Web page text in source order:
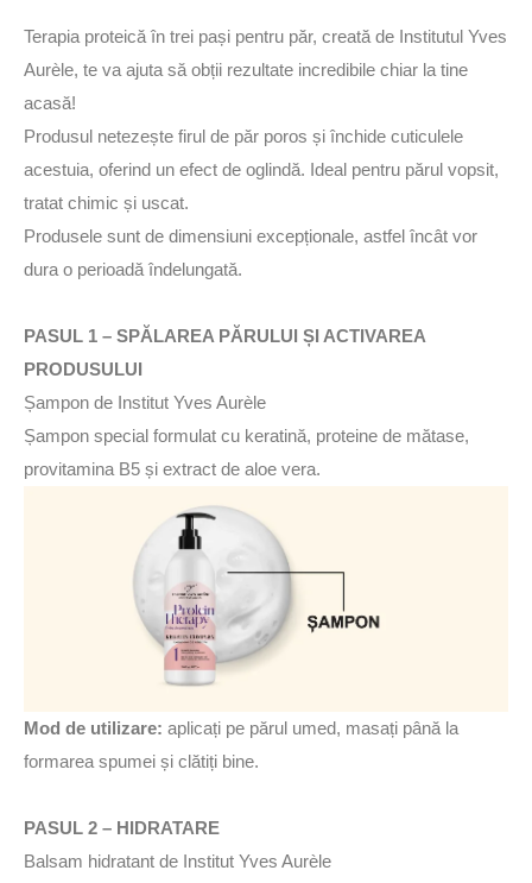
Terapia proteică în trei pași pentru păr, creată de Institutul Yves
Aurèle, te va ajuta să obții rezultate incredibile chiar la tine
acasă!
Produsul netezește firul de păr poros și închide cuticulele
acestuia, oferind un efect de oglindă. Ideal pentru părul vopsit,
tratat chimic și uscat.
Produsele sunt de dimensiuni excepționale, astfel încât vor
dura o perioadă îndelungată.
PASUL 1 – SPĂLAREA PĂRULUI ȘI ACTIVAREA
PRODUSULUI
Șampon de Institut Yves Aurèle
Șampon special formulat cu keratină, proteine de mătase,
provitamina B5 și extract de aloe vera.
Mod de utilizare: aplicați pe părul umed, masați până la
formarea spumei și clătiți bine.
PASUL 2 – HIDRATARE
Balsam hidratant de Institut Yves Aurèle